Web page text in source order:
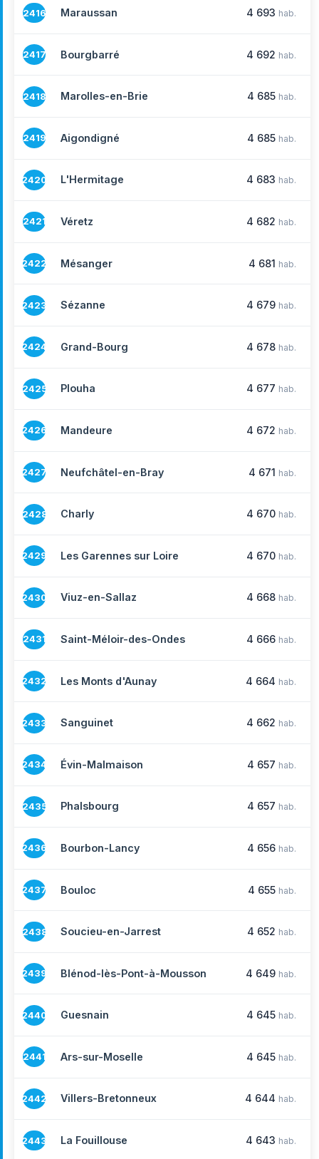
2416 Maraussan 4 693 hab.
2417 Bourgbarré 4 692 hab.
2418 Marolles-en-Brie 4 685 hab.
2419 Aigondigné 4 685 hab.
2420 L'Hermitage 4 683 hab.
2421 Véretz 4 682 hab.
2422 Mésanger 4 681 hab.
2423 Sézanne 4 679 hab.
2424 Grand-Bourg 4 678 hab.
2425 Plouha 4 677 hab.
2426 Mandeure 4 672 hab.
2427 Neufchâtel-en-Bray 4 671 hab.
2428 Charly 4 670 hab.
2429 Les Garennes sur Loire 4 670 hab.
2430 Viuz-en-Sallaz 4 668 hab.
2431 Saint-Méloir-des-Ondes 4 666 hab.
2432 Les Monts d'Aunay 4 664 hab.
2433 Sanguinet 4 662 hab.
2434 Évin-Malmaison 4 657 hab.
2435 Phalsbourg 4 657 hab.
2436 Bourbon-Lancy 4 656 hab.
2437 Bouloc 4 655 hab.
2438 Soucieu-en-Jarrest 4 652 hab.
2439 Blénod-lès-Pont-à-Mousson 4 649 hab.
2440 Guesnain 4 645 hab.
2441 Ars-sur-Moselle 4 645 hab.
2442 Villers-Bretonneux 4 644 hab.
2443 La Fouillouse 4 643 hab.